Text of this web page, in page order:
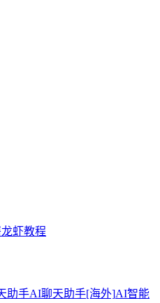
龙虾教程
助手AI聊天助手[海外]AI智能